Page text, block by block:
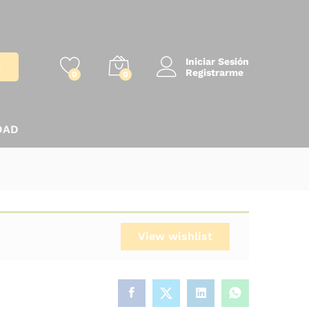
0 0
Iniciar Sesión
Registrarme
View wishlist